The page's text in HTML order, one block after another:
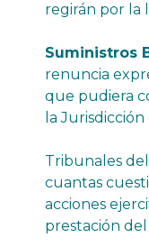
regirán por la
Suministros
renuncia
que pudiera
la
Tribunales
cuantas
acciones
prestación